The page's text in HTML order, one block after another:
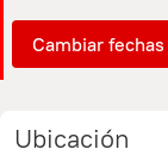
Cambiar
Ubicación